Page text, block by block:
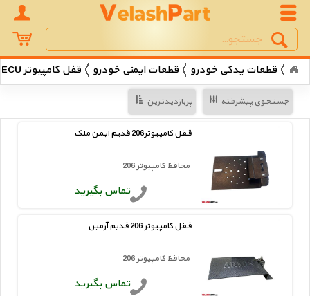
قطعات یدکی خودرو قطعات ایمنی خودرو قفل کامپیوتر ECU خودرو
جستجوی پیشرفته پربازدیدترین
قفل کامپیوتر206 قدیم ایمن ملک
محافظ کامپیوتر 206
تماس بگیرید
قفل کامپیوتر 206 قدیم آرمین
محافظ کامپیوتر 206
تماس بگیرید
Search
جستجو